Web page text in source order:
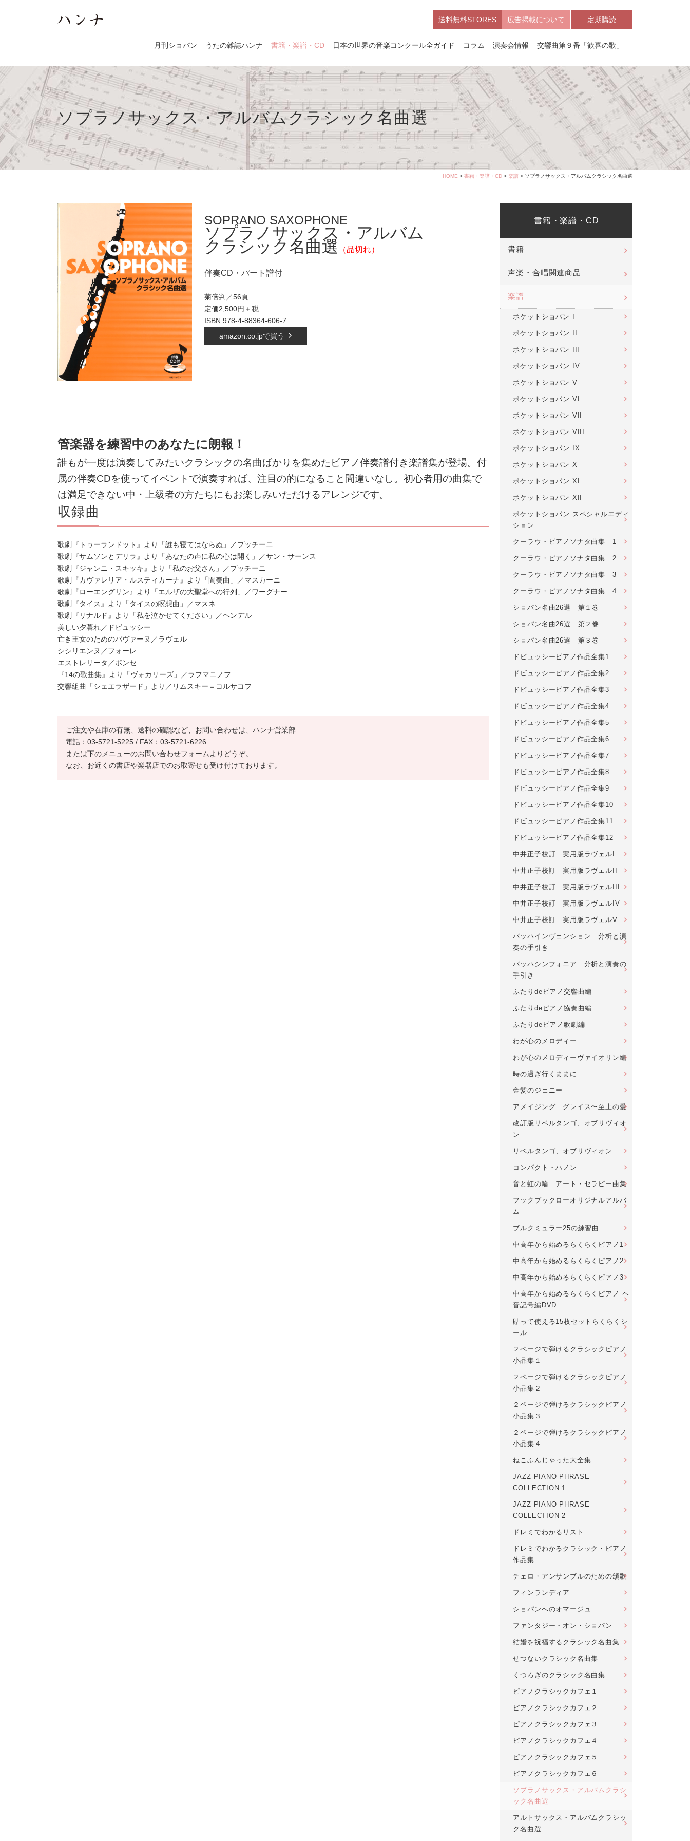
送料無料STORES 広告掲載について 定期購読
月刊ショパン うたの雑誌ハンナ 書籍・楽譜・CD 日本の世界の音楽コンクール全ガイド コラム 演奏会情報 交響曲第９番「歓喜の歌」
ソプラノサックス・アルバムクラシック名曲選
HOME > 書籍・楽譜・CD > 楽譜 > ソプラノサックス・アルバムクラシック名曲選
SOPRANO SAXOPHONE
ソプラノサックス・アルバム
クラシック名曲選 （品切れ）
伴奏CD・パート譜付
菊倍判／56頁
定価2,500円＋税
ISBN 978-4-88364-606-7
amazon.co.jpで買う
管楽器を練習中のあなたに朗報！
誰もが一度は演奏してみたいクラシックの名曲ばかりを集めたピアノ伴奏譜付き楽譜集が登場。付
属の伴奏CDを使ってイベントで演奏すれば、注目の的になること間違いなし。初心者用の曲集で
は満足できない中・上級者の方たちにもお楽しみいただけるアレンジです。
収録曲
歌劇『トゥーランドット』より「誰も寝てはならぬ」／プッチーニ
歌劇『サムソンとデリラ』より「あなたの声に私の心は開く」／サン・サーンス
歌劇『ジャンニ・スキッキ』より「私のお父さん」／プッチーニ
歌劇『カヴァレリア・ルスティカーナ』より「間奏曲」／マスカーニ
歌劇『ローエングリン』より「エルザの大聖堂への行列」／ワーグナー
歌劇『タイス』より「タイスの瞑想曲」／マスネ
歌劇『リナルド』より「私を泣かせてください」／ヘンデル
美しい夕暮れ／ドビュッシー
亡き王女のためのパヴァーヌ／ラヴェル
シシリエンヌ／フォーレ
エストレリータ／ポンセ
『14の歌曲集』より「ヴォカリーズ」／ラフマニノフ
交響組曲「シェエラザード」より／リムスキー＝コルサコフ
ご注文や在庫の有無、送料の確認など、お問い合わせは、ハンナ営業部
電話：03-5721-5225 / FAX：03-5721-6226
または下のメニューのお問い合わせフォームよりどうぞ。
なお、お近くの書店や楽器店でのお取寄せも受け付けております。
書籍・楽譜・CD
書籍
声楽・合唱関連商品
楽譜
ポケットショパン I
ポケットショパン II
ポケットショパン III
ポケットショパン IV
ポケットショパン V
ポケットショパン VI
ポケットショパン VII
ポケットショパン VIII
ポケットショパン IX
ポケットショパン X
ポケットショパン XI
ポケットショパン XII
ポケットショパン スペシャルエディ
ション
クーラウ・ピアノソナタ曲集 1
クーラウ・ピアノソナタ曲集 2
クーラウ・ピアノソナタ曲集 3
クーラウ・ピアノソナタ曲集 4
ショパン名曲26選 第１巻
ショパン名曲26選 第２巻
ショパン名曲26選 第３巻
ドビュッシーピアノ作品全集1
ドビュッシーピアノ作品全集2
ドビュッシーピアノ作品全集3
ドビュッシーピアノ作品全集4
ドビュッシーピアノ作品全集5
ドビュッシーピアノ作品全集6
ドビュッシーピアノ作品全集7
ドビュッシーピアノ作品全集8
ドビュッシーピアノ作品全集9
ドビュッシーピアノ作品全集10
ドビュッシーピアノ作品全集11
ドビュッシーピアノ作品全集12
中井正子校訂 実用版ラヴェルI
中井正子校訂 実用版ラヴェルII
中井正子校訂 実用版ラヴェルIII
中井正子校訂 実用版ラヴェルIV
中井正子校訂 実用版ラヴェルV
バッハインヴェンション 分析と演
奏の手引き
バッハシンフォニア 分析と演奏の
手引き
ふたりdeピアノ交響曲編
ふたりdeピアノ協奏曲編
ふたりdeピアノ歌劇編
わが心のメロディー
わが心のメロディーヴァイオリン編
時の過ぎ行くままに
金髪のジェニー
アメイジング グレイス〜至上の愛
改訂版リベルタンゴ、オブリヴィオ
ン
リベルタンゴ、オブリヴィオン
コンパクト・ハノン
音と虹の輪 アート・セラピー曲集
フックブックローオリジナルアルバ
ム
ブルクミュラー25の練習曲
中高年から始めるらくらくピアノ1
中高年から始めるらくらくピアノ2
中高年から始めるらくらくピアノ3
中高年から始めるらくらくピアノ ヘ
音記号編DVD
貼って使える15枚セットらくらくシ
ール
２ページで弾けるクラシックピアノ
小品集１
２ページで弾けるクラシックピアノ
小品集２
２ページで弾けるクラシックピアノ
小品集３
２ページで弾けるクラシックピアノ
小品集４
ねこふんじゃった大全集
JAZZ PIANO PHRASE
COLLECTION 1
JAZZ PIANO PHRASE
COLLECTION 2
ドレミでわかるリスト
ドレミでわかるクラシック・ピアノ
作品集
チェロ・アンサンブルのための頌歌
フィンランディア
ショパンへのオマージュ
ファンタジー・オン・ショパン
結婚を祝福するクラシック名曲集
せつないクラシック名曲集
くつろぎのクラシック名曲集
ピアノクラシックカフェ１
ピアノクラシックカフェ２
ピアノクラシックカフェ３
ピアノクラシックカフェ４
ピアノクラシックカフェ５
ピアノクラシックカフェ６
ソプラノサックス・アルバムクラシ
ック名曲選
アルトサックス・アルバムクラシッ
ク名曲選